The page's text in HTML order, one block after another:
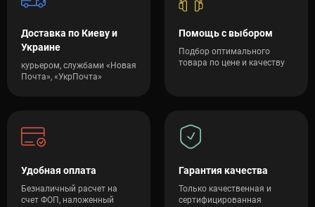
и быструю доставку тренажеров и товаров для спорта по всей
Доставка по Киеву и
Украине
курьером, службами «Новая
Почта», «УкрПочта»
Помощь с выбором
Подбор оптимального
товара по цене и качеству
Удобная оплата
Безналичный расчет на
счет ФОП, наложенный
Гарантия качества
Только качественная и
сертифицированная